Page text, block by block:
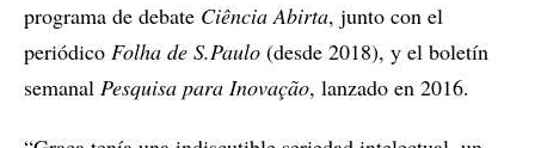
programa de debate Ciência Abirta, junto con el
periódico Folha de S.Paulo (desde 2018), y el boletín
semanal Pesquisa para Inovação, lanzado en 2016.